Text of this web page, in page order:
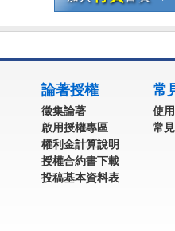
論著授權
徵集論著
啟用授權專區
權利金計算說明
授權合約書下載
投稿基本資料表
常
使
常